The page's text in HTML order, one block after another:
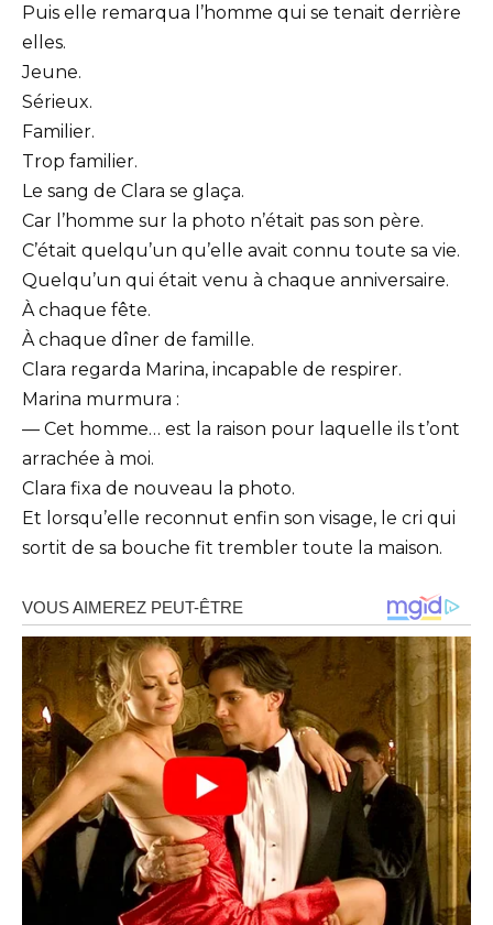
Puis elle remarqua l’homme qui se tenait derrière
elles.
Jeune.
Sérieux.
Familier.
Trop familier.
Le sang de Clara se glaça.
Car l’homme sur la photo n’était pas son père.
C’était quelqu’un qu’elle avait connu toute sa vie.
Quelqu’un qui était venu à chaque anniversaire.
À chaque fête.
À chaque dîner de famille.
Clara regarda Marina, incapable de respirer.
Marina murmura :
— Cet homme… est la raison pour laquelle ils t’ont
arrachée à moi.
Clara fixa de nouveau la photo.
Et lorsqu’elle reconnut enfin son visage, le cri qui
sortit de sa bouche fit trembler toute la maison.